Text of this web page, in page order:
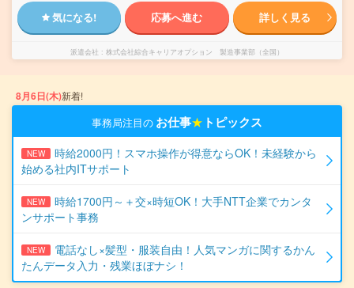
気になる! 応募へ進む 詳しく見る
派遣会社 株式会社綜合キャリアオプション 製造事業部（全国）
8月6日(木)新着!
事務局注目の お仕事★ トピックス
NEW
時給2000円！スマホ操作が得意ならOK！未経験から
始める社内ITサポート
NEW
時給1700円～＋交×時短OK！大手NTT企業でカンタ
ンサポート事務
NEW
電話なし×髪型・服装自由！人気マンガに関するかん
たんデータ入力・残業ほぼナシ！